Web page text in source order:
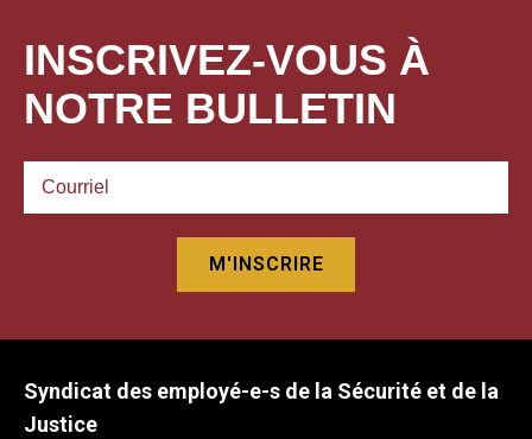
INSCRIVEZ-VOUS À
NOTRE BULLETIN
Syndicat des employé-e-s de la Sécurité et de la
Justice